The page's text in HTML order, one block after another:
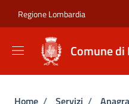
Regione Lombardia
Comune
Home / Servizi /